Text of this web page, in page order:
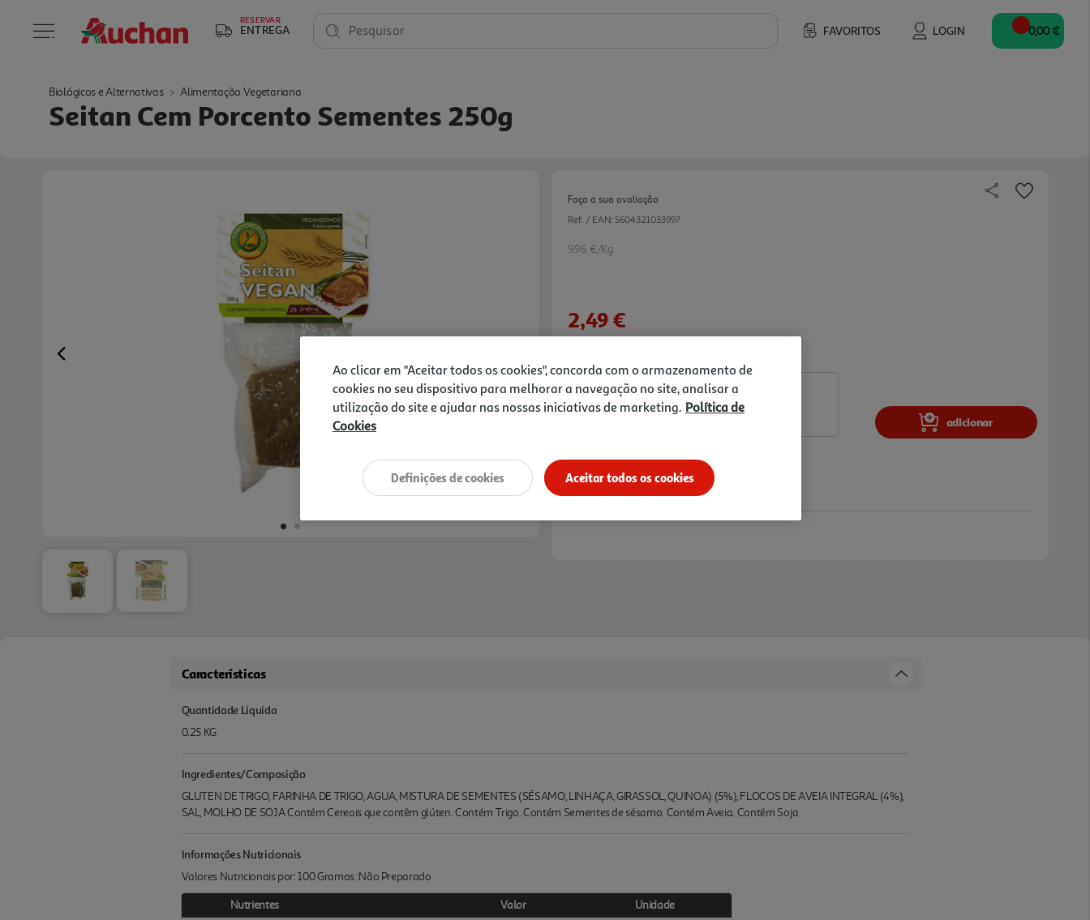
RESERVAR
ENTREGA FAVORITOS LOGIN
Pesquisar 0,00 €
Biológicos e Alternativas Alimentação Vegetariana
Seitan Cem Porcento Sementes 250g
Previous Next
Faça a sua avaliação
Ref. / EAN: 5604321033997
9.96 €/Kg
2,49 €
adicionar
Características
Quantidade Liquida
0.25 KG
Ingredientes/Composição
GLUTEN DE TRIGO, FARINHA DE TRIGO, AGUA, MISTURA DE SEMENTES (SÉSAMO, LINHAÇA, GIRASSOL, QUINOA) (5%), FLOCOS DE AVEIA INTEGRAL (4%),
SAL, MOLHO DE SOJA Contém Cereais que contêm glúten. Contém Trigo. Contém Sementes de sésamo. Contém Aveia. Contém Soja.
Informações Nutricionais
Valores Nutricionais por: 100 Gramas :Não Preparado
Nutrientes Valor
Unidade
Ao clicar em "Aceitar todos os cookies", concorda com o armazenamento de
cookies no seu dispositivo para melhorar a navegação no site, analisar a
utilização do site e ajudar nas nossas iniciativas de marketing. Política de
Cookies
Aceitar todos os cookies
Definições de cookies